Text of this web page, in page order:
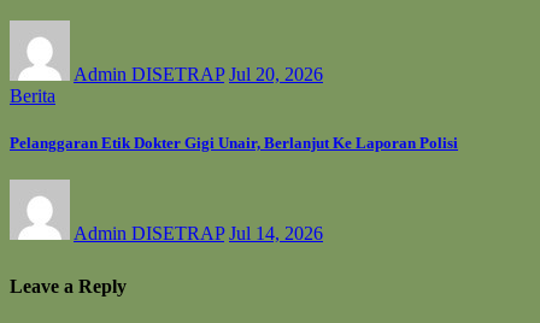
Admin DISETRAP Jul 20, 2026
Berita
Pelanggaran Etik Dokter Gigi Unair, Berlanjut Ke Laporan Polisi
Admin DISETRAP Jul 14, 2026
Leave a Reply